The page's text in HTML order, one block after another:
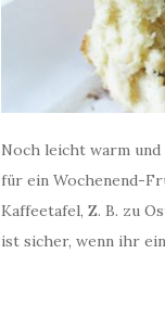
Noch leicht warm
für ein Wochenend-
Kaffeetafel, Z. B. zu
ist sicher, wenn ihr